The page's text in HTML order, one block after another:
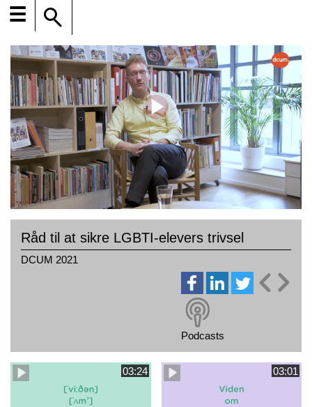
☰
Råd til at sikre LGBTI-elevers trivsel
DCUM 2021
Podcasts
03:24 03:01